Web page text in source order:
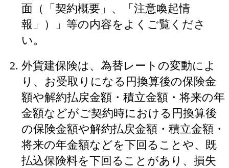
面（「契約概要」、「注意喚起情
報」）」等の内容をよくご覧くださ
い。
外貨建保険は、為替レートの変動によ
り、お受取りになる円換算後の保険金
額や解約払戻金額・積立金額・将来の年
金額などがご契約時における円換算後
の保険金額や解約払戻金額・積立金額・
将来の年金額などを下回ることや、既
払込保険料を下回ることがあり、損失